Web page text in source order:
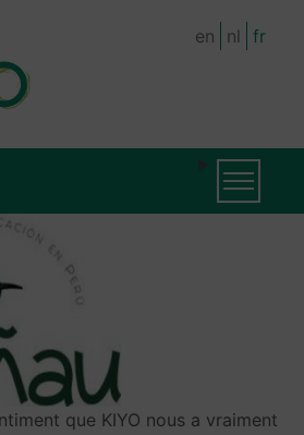
en nl fr
Toggle
que KIYO nous a vraiment